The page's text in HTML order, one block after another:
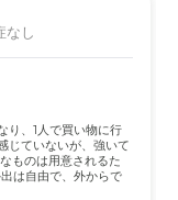
なし
り、1人で買い物に行
じていないが、強いて
ものは用意されるた
は自由で、外からで